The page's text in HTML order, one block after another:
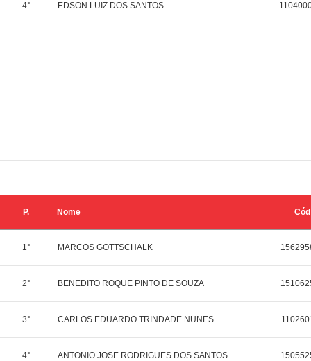
4° EDSON LUIZ DOS SANTOS
P. Nome Cód
1° MARCOS GOTTSCHALK
2° BENEDITO ROQUE PINTO DE SOUZA
3° CARLOS EDUARDO TRINDADE NUNES
4° ANTONIO JOSE RODRIGUES DOS SANTOS